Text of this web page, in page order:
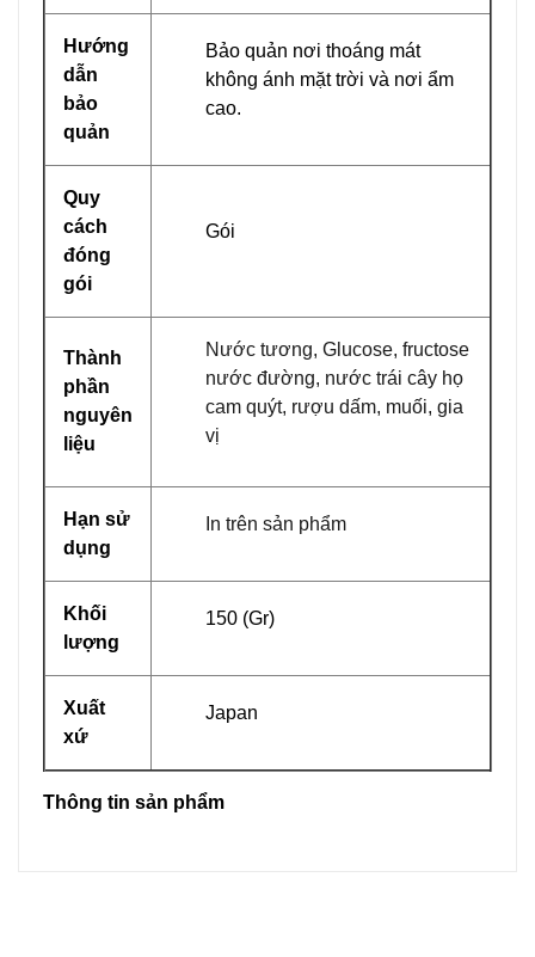
Hướng
dẫn
bảo
quản
Bảo quản nơi thoáng mát
không ánh mặt trời và nơi ẩm
cao.
Quy
cách
đóng
gói
Gói
Thành
phần
nguyên
liệu
Nước tương, Glucose, fructose
nước đường, nước trái cây họ
cam quýt, rượu dấm, muối, gia
vị
Hạn sử
dụng
In trên sản phẩm
Khối
lượng
150 (Gr)
Xuất
xứ
Japan
Thông tin sản phẩm